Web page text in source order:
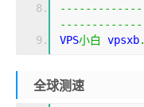
VPS小白 vpsxb.
全球测速